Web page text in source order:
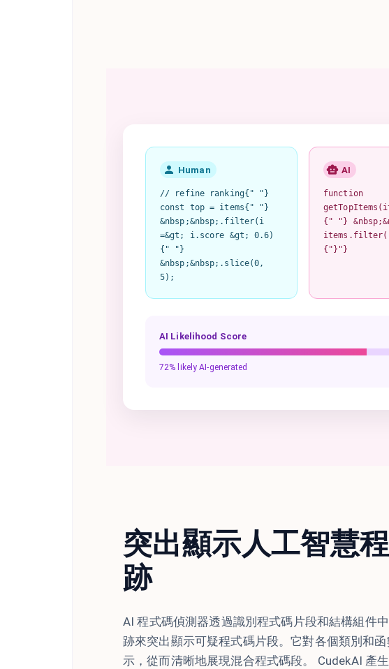
Human
// refine ranking{" "}
const top = items{" "}
&nbsp;&nbsp;.filter(i
=&gt; i.score &gt; 0.6)
{" "}
&nbsp;&nbsp;.slice(0,
5);
AI
function
{" "}
{"}"}
AI Likelihood Score
72% likely AI-generated
突出顯示人工智慧
跡
AI 程式碼偵測器透過識別程式碼片段和結構組件
跡來突出顯示可疑程式碼片段。它對各個類別和
示，從而清晰地展現混合程式碼段。 CudekAI 產